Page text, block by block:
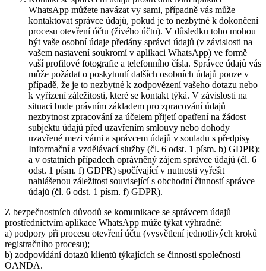
WhatsApp můžete navázat vy sami, případně vás může
kontaktovat správce údajů, pokud je to nezbytné k dokončení
procesu otevření účtu (živého účtu). V důsledku toho mohou
být vaše osobní údaje předány správci údajů (v závislosti na
vašem nastavení soukromí v aplikaci WhatsApp) ve formě
vaší profilové fotografie a telefonního čísla. Správce údajů vás
může požádat o poskytnutí dalších osobních údajů pouze v
případě, že je to nezbytné k zodpovězení vašeho dotazu nebo
k vyřízení záležitosti, které se kontakt týká. V závislosti na
situaci bude právním základem pro zpracování údajů
nezbytnost zpracování za účelem přijetí opatření na žádost
subjektu údajů před uzavřením smlouvy nebo dohody
uzavřené mezi vámi a správcem údajů v souladu s předpisy
Informační a vzdělávací služby (čl. 6 odst. 1 písm. b) GDPR);
a v ostatních případech oprávněný zájem správce údajů (čl. 6
odst. 1 písm. f) GDPR) spočívající v nutnosti vyřešit
nahlášenou záležitost související s obchodní činností správce
údajů (čl. 6 odst. 1 písm. f) GDPR).
Z bezpečnostních důvodů se komunikace se správcem údajů
prostřednictvím aplikace WhatsApp může týkat výhradně:
a) podpory při procesu otevření účtu (vysvětlení jednotlivých kroků
registračního procesu);
b) zodpovídání dotazů klientů týkajících se činnosti společnosti
OANDA.